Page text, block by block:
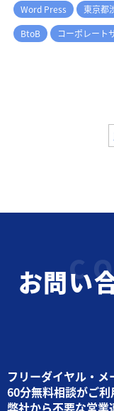
Word Press 東京都
BtoB
コーポレート
お問い
フリーダイヤル・
60分無料相談がご利
弊社から不要な営